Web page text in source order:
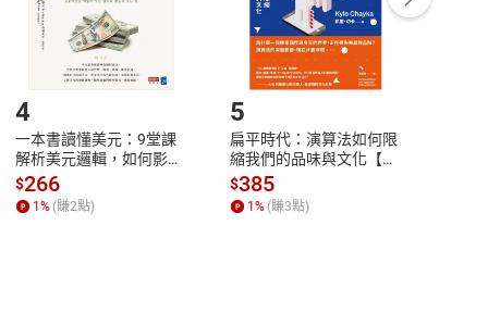
號，下載書籍後看書
4
一本書讀懂美元：9堂課
解析美元邏輯，如何影響
全球經濟和每個人的投資
【電子書】
$266
1% (賺2點)
5
扁平時代：演算法如何限
縮我們的品味與文化【電
子書】
$385
1% (賺3點)